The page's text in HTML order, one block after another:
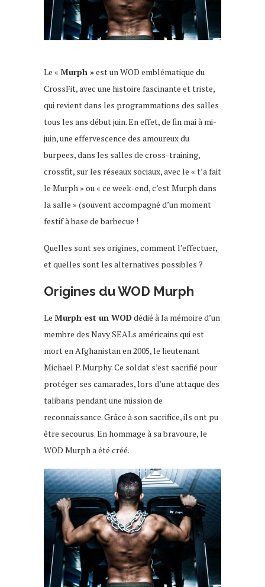
Le « Murph »est un WOD emblématique du
CrossFit, avec une histoire fascinante et triste,
qui revient dans les programmations des salles
tous les ans début juin. En effet, de fin mai à mi-
juin, une effervescence des amoureux du
burpees, dans les salles de cross-training,
crossfit, sur les réseaux sociaux, avec le « t’a fait
le Murph » ou « ce week-end, c’est Murph dans
la salle » (souvent accompagné d’un moment
festif à base de barbecue !
Quelles sont ses origines, comment l’effectuer,
et quelles sont les alternatives possibles ?
Origines du WOD Murph
Le Murph est un WODdédié à la mémoire d’un
membre des Navy SEALs américains qui est
mort en Afghanistan en 2005, le lieutenant
Michael P. Murphy. Ce soldat s’est sacrifié pour
protéger ses camarades, lors d’une attaque des
talibans pendant une mission de
reconnaissance. Grâce à son sacrifice, ils ont pu
être secourus. En hommage à sa bravoure, le
WOD Murph a été créé.